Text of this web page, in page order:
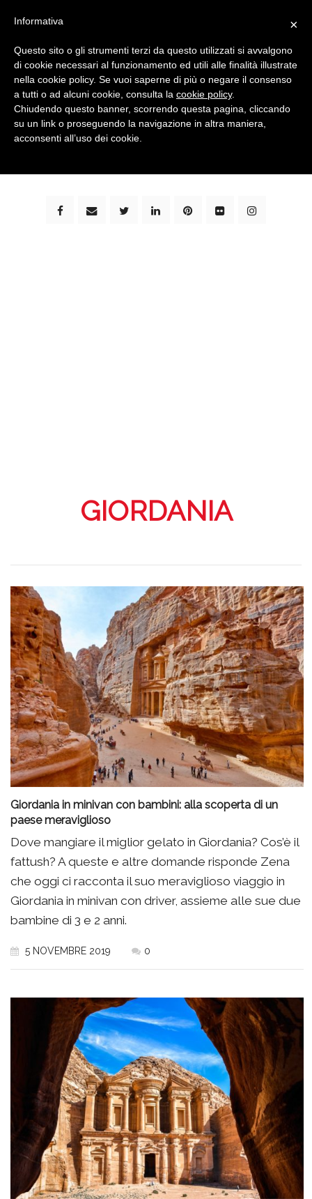
bimbi e viaggi - family travel blog: community #1 in
GIORDANIA
Giordania in minivan con bambini: alla scoperta di un
paese meraviglioso
Dove mangiare il miglior gelato in Giordania? Cos’è il
fattush? A queste e altre domande risponde Zena
che oggi ci racconta il suo meraviglioso viaggio in
Giordania in minivan con driver, assieme alle sue due
bambine di 3 e 2 anni.
5 NOVEMBRE 2019 0
×
Informativa
Questo sito o gli strumenti terzi da questo utilizzati si avvalgono
di cookie necessari al funzionamento ed utili alle finalità illustrate
nella cookie policy. Se vuoi saperne di più o negare il consenso
a tutti o ad alcuni cookie, consulta la cookie policy.
Chiudendo questo banner, scorrendo questa pagina, cliccando
su un link o proseguendo la navigazione in altra maniera,
acconsenti all’uso dei cookie.